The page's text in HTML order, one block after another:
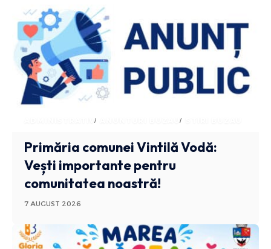
ADMINISTRATIV ANUNTURI BUZAU
Primăria comunei Vintilă Vodă:
Vești importante pentru
comunitatea noastră!
7 AUGUST 2026